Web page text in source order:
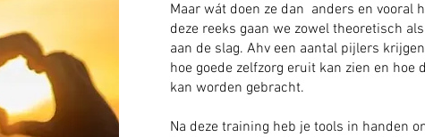
Maar wát doen ze dan anders en vooral
deze reeks gaan we zowel theoretisch
aan de slag. Ahv een aantal pijlers
hoe goede zelfzorg eruit kan zien en hoe
kan worden gebracht.
Na deze training heb je tools in handen